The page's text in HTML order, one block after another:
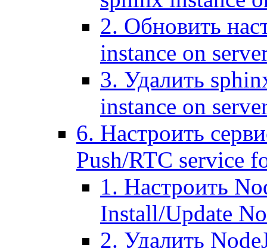
2. Обновить
instance on
3. Удалить
instance on
6. Настроить
Push/RTC service
1. Настроить
Install/Update
2. Удалить